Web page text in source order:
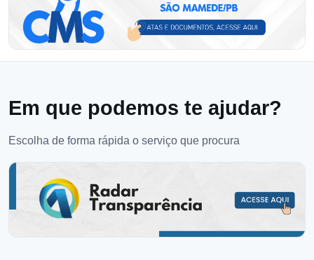
Em que podemos te ajudar?
Escolha de forma rápida o serviço que procura